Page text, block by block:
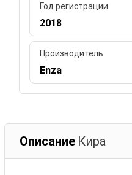
Год регистрации
2018
Производитель
Enza
Описание Кира